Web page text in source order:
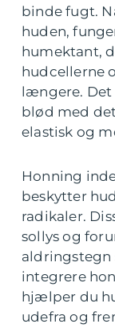
binde fugt.
huden,
humektant,
hudcellerne
længere. Det
blød med
elastisk og
Honning
beskytter
radikaler.
sollys og
aldringstegn
integrere
hjælper du
udefra og